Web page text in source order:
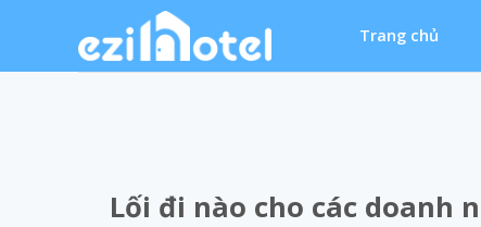
content
Trang chủ
Lối đi nào cho các